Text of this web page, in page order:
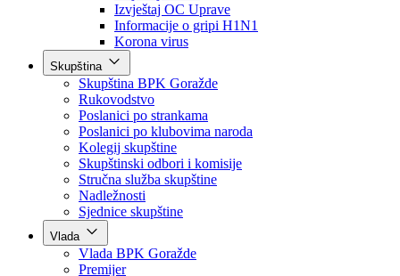
Obavještenja Vlade
Izvještajno prognozna služba Ministarstva privrede
Izvještaj o radu
Izvještaj OC Uprave
Informacije o gripi H1N1
Korona virus
Skupština
Skupština BPK Goražde
Rukovodstvo
Poslanici po strankama
Poslanici po klubovima naroda
Kolegij skupštine
Skupštinski odbori i komisije
Stručna služba skupštine
Nadležnosti
Sjednice skupštine